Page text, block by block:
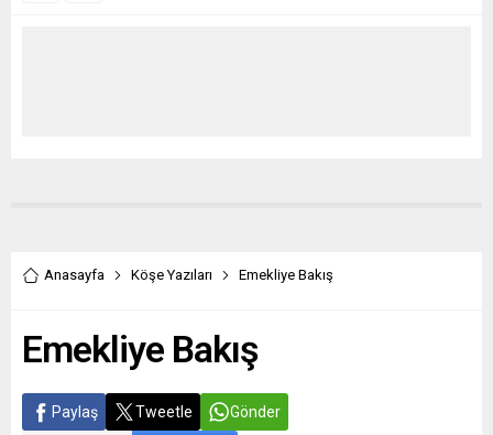
Anasayfa Köşe Yazıları Emekliye Bakış
Emekliye Bakış
Paylaş Tweetle Gönder